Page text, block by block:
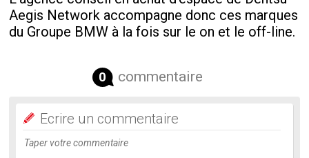
Aegis Network accompagne donc ces marques
du Groupe BMW à la fois sur le on et le off-line.
0 commentaire
Ecrire un commentaire